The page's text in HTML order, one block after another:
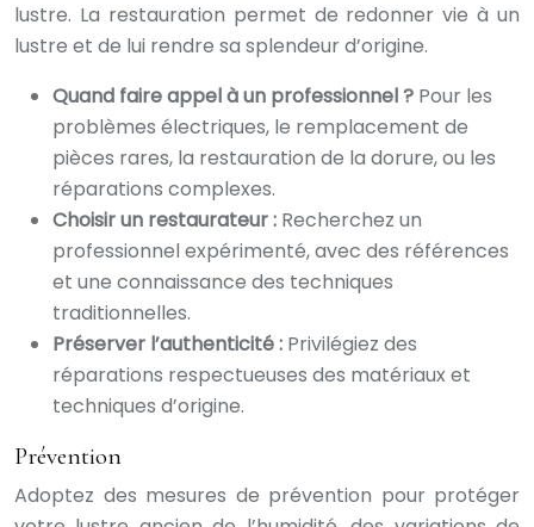
lustre. La restauration permet de redonner vie à un
lustre et de lui rendre sa splendeur d’origine.
Quand faire appel à un professionnel ? Pour les
problèmes électriques, le remplacement de
pièces rares, la restauration de la dorure, ou les
réparations complexes.
Choisir un restaurateur : Recherchez un
professionnel expérimenté, avec des références
et une connaissance des techniques
traditionnelles.
Préserver l’authenticité : Privilégiez des
réparations respectueuses des matériaux et
techniques d’origine.
Prévention
Adoptez des mesures de prévention pour protéger